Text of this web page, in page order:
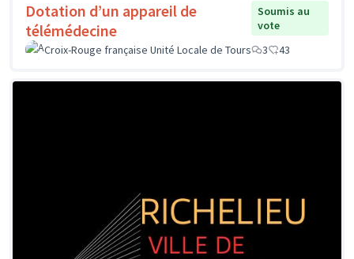
Dotation d’un appareil de
télémédecine
Soumis au
vote
Croix-Rouge française Unité Locale de Tours
3 43